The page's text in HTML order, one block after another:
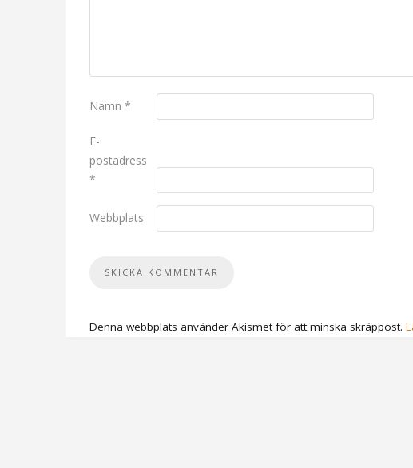
Namn *
E-
postadress
*
Webbplats
Denna webbplats använder Akismet för att minska skräppost.